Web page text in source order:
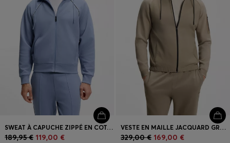
SWEAT À CAPUCHE ZIPPÉ EN COTON MÉLANGÉ À DÉTAILS PASSEPOILÉS
189,95 € 119,00 €
VESTE EN MAILLE JACQUARD GRAPHIQUE EN MATIÈRE MÉLANGÉE
329,00 € 169,00 €